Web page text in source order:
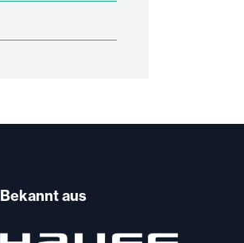
Bekannt aus